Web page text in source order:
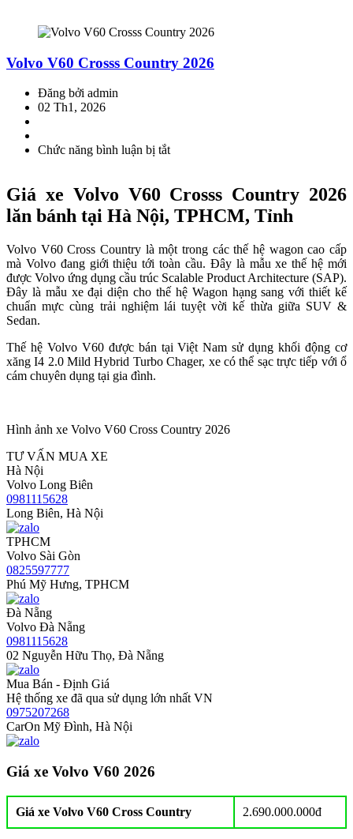
Volvo V60 Crosss Country 2026
Đăng bởi admin
02 Th1, 2026
Chức năng bình luận bị tắtở
Crosss
Country
2026
Giá xe Volvo V60 Crosss Country 2026
lăn bánh tại Hà Nội, TPHCM, Tỉnh
Volvo V60 Cross Country là một trong các thế hệ wagon cao cấp
mà Volvo đang giới thiệu tới toàn cầu. Đây là mẫu xe thế hệ mới
được Volvo ứng dụng cầu trúc Scalable Product Architecture (SAP).
Đây là mẫu xe đại diện cho thế hệ Wagon hạng sang với thiết kế
chuẩn mực cùng trải nghiệm lái tuyệt vời kế thừa giữa SUV &
Sedan.
Thế hệ Volvo V60 được bán tại Việt Nam sử dụng khối động cơ
xăng I4 2.0 Mild Hybrid Turbo Chager, xe có thể sạc trực tiếp với ổ
cám chuyên dụng tại gia đình.
Hình ảnh xe Volvo V60 Cross Country 2026
TƯ VẤN MUA XE
Hà Nội
Volvo Long Biên
0981115628
Long Biên, Hà Nội
TPHCM
Volvo Sài Gòn
0825597777
Phú Mỹ Hưng, TPHCM
Đà Nẵng
Volvo Đà Nẵng
0981115628
02 Nguyễn Hữu Thọ, Đà Nẵng
Mua Bán - Định Giá
Hệ thống xe đã qua sử dụng lớn nhất VN
0975207268
CarOn Mỹ Đình, Hà Nội
Giá xe Volvo V60 2026
Giá xe Volvo V60 Cross Country 2.690.000.000đ